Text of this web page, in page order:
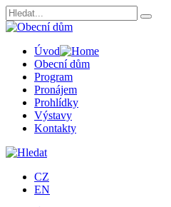
Úvod
Obecní dům
Program
Pronájem
Prohlídky
Výstavy
Kontakty
CZ
EN